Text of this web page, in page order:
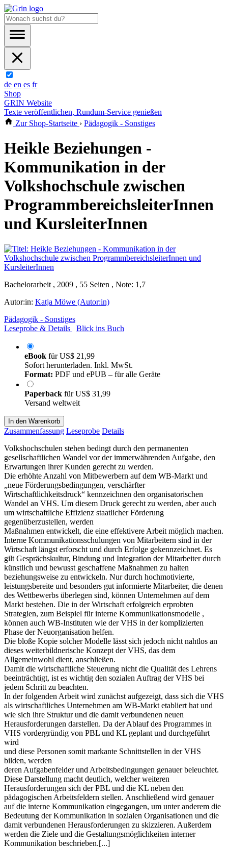
de en es fr
Shop
GRIN Website
Texte veröffentlichen, Rundum-Service genießen
Zur Shop-Startseite › Pädagogik - Sonstiges
Heikle Beziehungen -
Kommunikation in der
Volkshochschule zwischen
ProgrammbereichsleiterInnen
und KursleiterInnen
Bachelorarbeit , 2009 , 55 Seiten , Note: 1,7
Autor:in: Katja Möwe (Autor:in)
Pädagogik - Sonstiges
Leseprobe & Details
Blick ins Buch
eBook fürUS$ 21,99
Sofort herunterladen. Inkl. MwSt.
Format: PDF und ePUB – für alle Geräte
Paperback fürUS$ 31,99
Versand weltweit
In den Warenkorb
Zusammenfassung Leseprobe Details
Volkshochschulen stehen bedingt durch den permanenten
gesellschaftlichen Wandel vor der immerwährenden Aufgabe, den
Erwartungen ihrer Kunden gerecht zu werden.
Die erhöhte Anzahl von Mitbewerbern auf dem WB-Markt und
„neue Förderungsbedingungen, verschärfter
Wirtschaftlichkeitsdruck“ kennzeichnen den organisatorischen
Wandel an VHS. Um diesem Druck gerecht zu werden, aber auch
um wirtschaftliche Effizienz staatlicher Förderung
gegenüberzustellen, werden
Maßnahmen entwickelt, die eine effektivere Arbeit möglich machen.
Interne Kommunikationsschulungen von Mitarbeitern sind in der
Wirtschaft längst erforscht und durch Erfolge gekennzeichnet. Es
gilt Gesprächskultur, Bindung und Integration der Mitarbeiter durch
künstlich und bewusst geschaffene Maßnahmen zu halten
beziehungsweise zu entwickeln. Nur durch hochmotivierte,
leistungsbereite und besonders gut informierte Mitarbeiter, die denen
des Wettbewerbs überlegen sind, können Unternehmen auf dem
Markt bestehen. Die in der Wirtschaft erfolgreich erprobten
Strategien, zum Beispiel für interne Kommunikationsmodelle ,
können auch WB-Instituten wie der VHS in der komplizierten
Phase der Neuorganisation helfen.
Die bloße Kopie solcher Modelle lässt sich jedoch nicht nahtlos an
dieses weiterbildnerische Konzept der VHS, das dem
Allgemeinwohl dient, anschließen.
Damit die wirtschaftliche Steuerung nicht die Qualität des Lehrens
beeinträchtigt, ist es wichtig den sozialen Auftrag der VHS bei
jedem Schritt zu beachten.
In der folgenden Arbeit wird zunächst aufgezeigt, dass sich die VHS
als wirtschaftliches Unternehmen am WB-Markt etabliert hat und
wie sich ihre Struktur und die damit verbundenen neuen
Herausforderungen darstellen. Da der Ablauf des Programmes in
VHS vordergründig von PBL und KL geplant und durchgeführt
wird
und diese Personen somit markante Schnittstellen in der VHS
bilden, werden
deren Aufgabenfelder und Arbeitsbedingungen genauer beleuchtet.
Diese Darstellung macht deutlich, welcher weiteren
Herausforderungen sich der PBL und die KL neben den
pädagogischen Arbeitsfeldern stellen. Anschließend wird genauer
auf die interne Kommunikation eingegangen, um unter anderem die
Bedeutung der Kommunikation in sozialen Organisationen und die
damit verbundenen Herausforderungen zu skizzieren. Außerdem
werden die Ziele und die Gestaltungsmöglichkeiten interner
Kommunikation beschrieben.[...]